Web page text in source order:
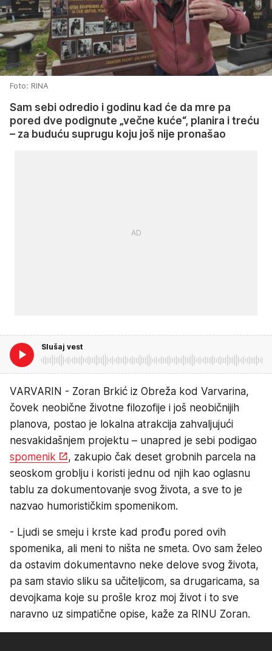
Foto: RINA
Sam sebi odredio i godinu kad će da mre pa
pored dve podignute „večne kuće“, planira i treću
– za buduću suprugu koju još nije pronašao
Slušaj vest
VARVARIN - Zoran Brkić iz Obreža kod Varvarina,
čovek neobične životne filozofije i još neobičnijih
planova, postao je lokalna atrakcija zahvaljujući
nesvakidašnjem projektu – unapred je sebi podigao
spomenik
, zakupio čak deset grobnih parcela na
seoskom groblju i koristi jednu od njih kao oglasnu
tablu za dokumentovanje svog života, a sve to je
nazvao humorističkim spomenikom.
- Ljudi se smeju i krste kad prođu pored ovih
spomenika, ali meni to ništa ne smeta. Ovo sam želeo
da ostavim dokumentavno neke delove svog života,
pa sam stavio sliku sa učiteljicom, sa drugaricama, sa
devojkama koje su prošle kroz moj život i to sve
naravno uz simpatične opise, kaže za RINU Zoran.